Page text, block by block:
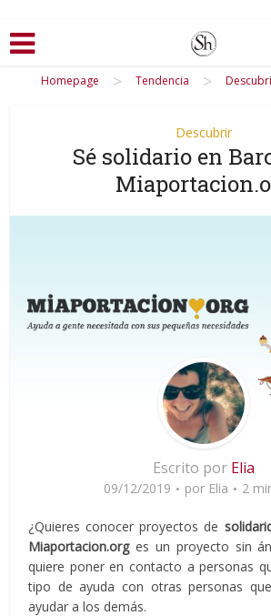
Homepage > Tendencia >
Descubrir
Sé solidario en
Escrito por Elia
09/12/2019 por Elia 2
¿Quieres conocer proyectos de
Miaportacion.orges un proyecto sin
quiere poner en contacto a personas
tipo de ayuda con otras personas
ayudar a los demás.